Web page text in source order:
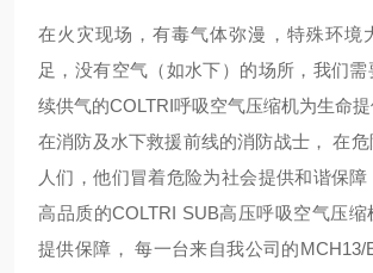
在火灾现场，有毒气体弥漫，特殊环境
足，没有空气（如水下）的场所，我们
续供气的COLTRI呼吸空气压缩机为生命
在消防及水下救援前线的消防战士， 在
人们，他们冒着危险为社会提供和谐保障
高品质的COLTRI SUB高压呼吸空气压缩
提供保障， 每一台来自我公司的MCH13/